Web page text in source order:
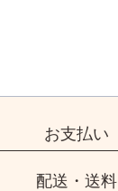
お支払い
配送・送料